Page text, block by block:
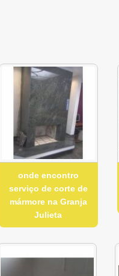
onde encontro
serviço de corte de
mármore na Granja
Julieta